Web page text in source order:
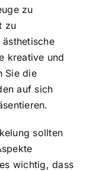
zu
zu
kreative und
Sie die
auf sich
sollten
wichtig, dass